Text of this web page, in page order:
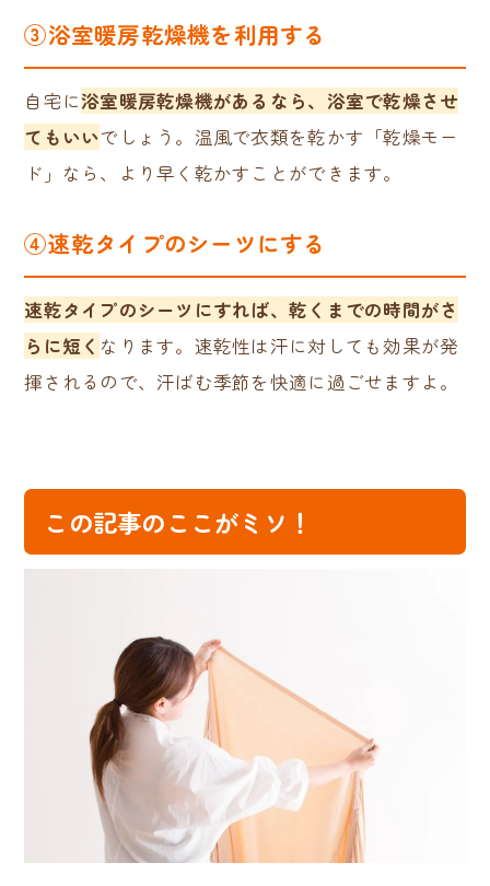
③浴室暖房乾燥機を利用する
自宅に浴室暖房乾燥機があるなら、浴室で乾燥させ
てもいいでしょう。温風で衣類を乾かす「乾燥モー
ド」なら、より早く乾かすことができます。
④速乾タイプのシーツにする
速乾タイプのシーツにすれば、乾くまでの時間がさ
らに短く なります。速乾性は汗に対しても効果が発
揮されるので、汗ばむ季節を快適に過ごせますよ。
この記事のここがミソ！